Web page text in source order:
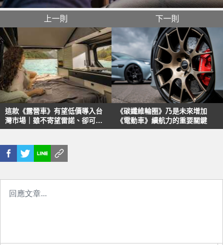
上一則
這款《露營車》有望低價導入台
灣市場｜雖不寄望雷諾、卻可觀
望Opel！
下一則
《碳纖維輪圈》乃是未來增加
《電動車》續航力的重要關鍵